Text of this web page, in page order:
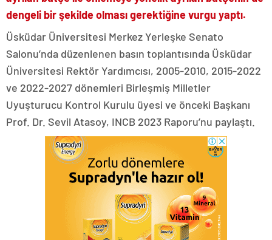
dengeli bir şekilde olması gerektiğine vurgu yaptı.
Üsküdar Üniversitesi Merkez Yerleşke Senato
Salonu’nda düzenlenen basın toplantısında Üsküdar
Üniversitesi Rektör Yardımcısı, 2005-2010, 2015-2022
ve 2022-2027 dönemleri Birleşmiş Milletler
Uyuşturucu Kontrol Kurulu üyesi ve önceki Başkanı
Prof. Dr. Sevil Atasoy, INCB 2023 Raporu’nu paylaştı.